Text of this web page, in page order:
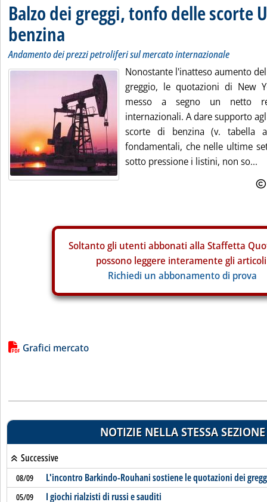
Balzo dei greggi, tonfo delle scorte
benzina
Andamento dei prezzi petroliferi sul mercato internazionale
Nonostante l'inatteso aumento
greggio, le quotazioni di New
messo a segno un netto
internazionali. A dare supporto
scorte di benzina (v. tabella
fondamentali, che nelle ultime
sotto pressione i listini, non so...
Soltanto gli utenti abbonati alla Staffetta
possono leggere interamente gli
Richiedi un abbonamento di prova
Lista allegati PDF alla notizia
Grafici mercato
NOTIZIE NELLA STESSA SEZIONE
Successive
08/09 L'incontro Barkindo-Rouhani sostiene le quotazioni dei
05/09 I giochi rialzisti di russi e sauditi